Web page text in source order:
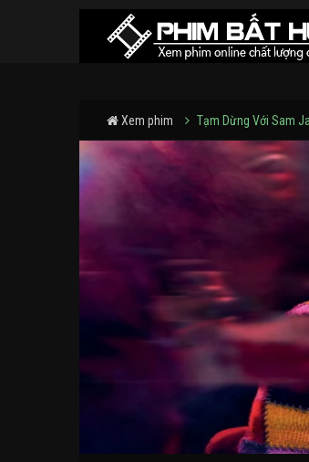
Xem phim Tạm Dừng Với Sam